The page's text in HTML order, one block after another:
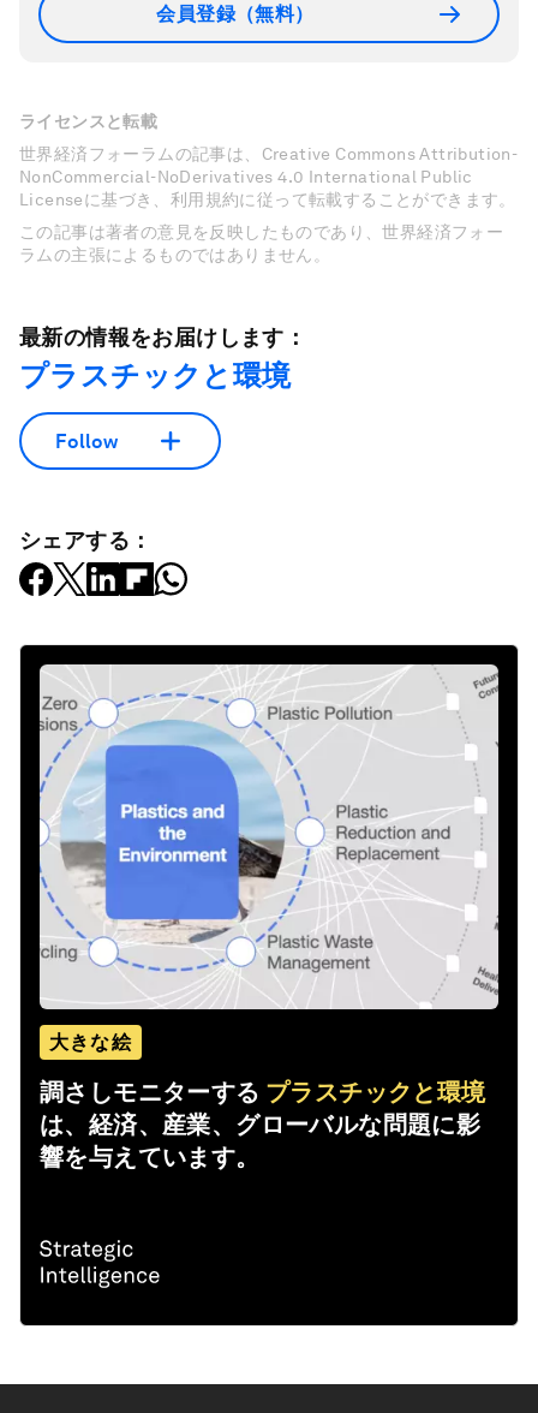
のあり方モデルを利用する新たな時代がやって来
ます。簡単な道のりではありませんが、歴史的に
となるでしょう。
このトピックに関する最新情報をお見逃しな
く
無料アカウントを作成し、パーソナライズされたコ
会員登録（無料）
ライセンスと転載
Licenseに基づき、利用規約に従って転載することができます。
この記事は著者の意見を反映したものであり、世界経済フォー
ラムの主張によるものではありません。
最新の情報をお届けします：
プラスチックと環境
Follow
シェアする：
大きな絵